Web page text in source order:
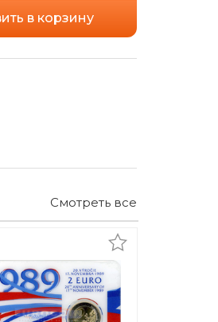
в корзину
Смотреть все